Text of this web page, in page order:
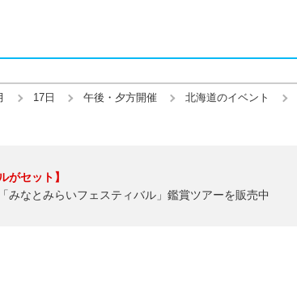
17日 午後・夕方開催 北海道のイベント
がセット】
みなとみらいフェスティバル」鑑賞ツアーを販売中